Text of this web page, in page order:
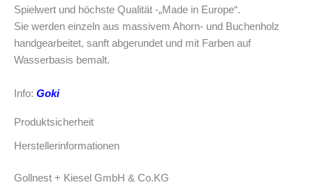
Spielwert und höchste Qualität -„Made in Europe“.
Sie werden einzeln aus massivem Ahorn- und Buchenholz
handgearbeitet, sanft abgerundet und mit Farben auf
Wasserbasis bemalt.
Info: Goki
Produktsicherheit
Herstellerinformationen
Gollnest + Kiesel GmbH & Co.KG